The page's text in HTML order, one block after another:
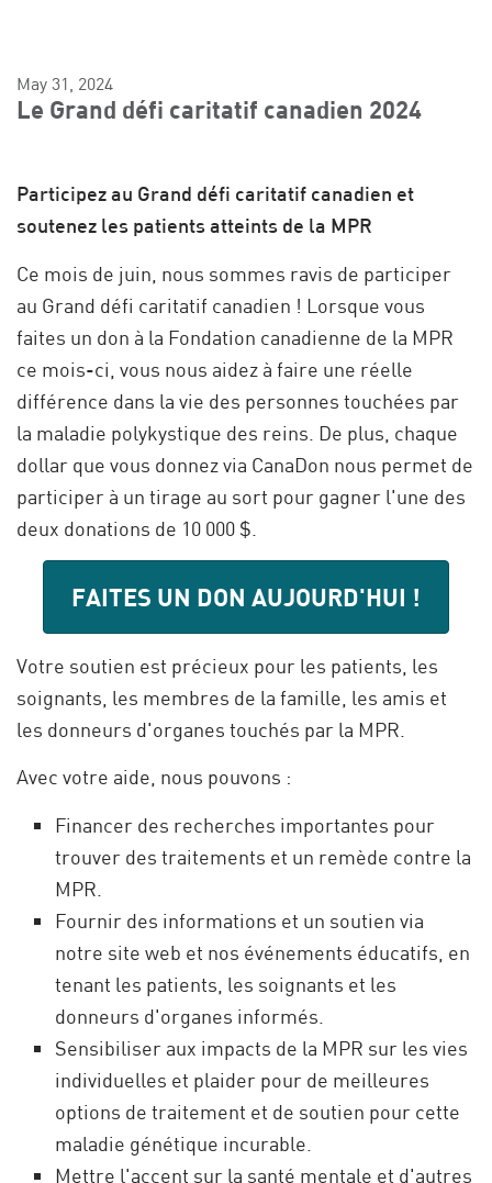
May 31, 2024
Le Grand défi caritatif canadien 2024
Participez au Grand défi caritatif canadien et
soutenez les patients atteints de la MPR
Ce mois de juin, nous sommes ravis de participer
au Grand défi caritatif canadien ! Lorsque vous
faites un don à la Fondation canadienne de la MPR
ce mois-ci, vous nous aidez à faire une réelle
différence dans la vie des personnes touchées par
la maladie polykystique des reins. De plus, chaque
dollar que vous donnez via CanaDon nous permet de
participer à un tirage au sort pour gagner l'une des
deux donations de 10 000 $.
FAITES UN DON AUJOURD'HUI !
Votre soutien est précieux pour les patients, les
soignants, les membres de la famille, les amis et
les donneurs d'organes touchés par la MPR.
Avec votre aide, nous pouvons :
Financer des recherches importantes pour
trouver des traitements et un remède contre la
MPR.
Fournir des informations et un soutien via
notre site web et nos événements éducatifs, en
tenant les patients, les soignants et les
donneurs d'organes informés.
Sensibiliser aux impacts de la MPR sur les vies
individuelles et plaider pour de meilleures
options de traitement et de soutien pour cette
maladie génétique incurable.
Mettre l'accent sur la santé mentale et d'autres